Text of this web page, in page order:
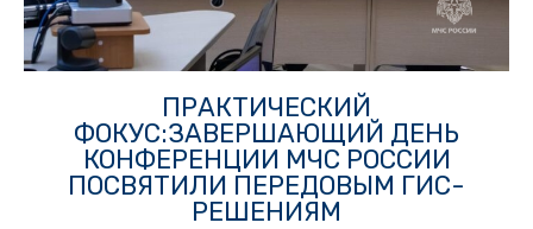
ПРАКТИЧЕСКИЙ
ФОКУС:ЗАВЕРШАЮЩИЙ ДЕНЬ
КОНФЕРЕНЦИИ МЧС РОССИИ
ПОСВЯТИЛИ ПЕРЕДОВЫМ ГИС-
РЕШЕНИЯМ